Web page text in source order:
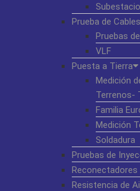
Prueba de Cables
Pruebas
VLF
Puesta a Tierra
Medición
Terrenos-
Familia
Medición
Soldadura
Pruebas de
Reconectadores
Resistencia de